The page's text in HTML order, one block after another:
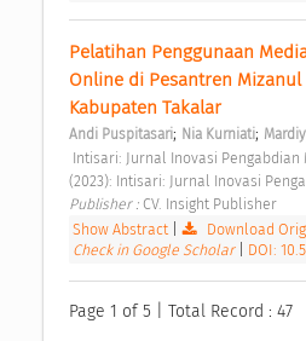
Pelatihan Penggunaan
Online di Pesantren
Kabupaten Takalar
Andi Puspitasari; Nia Kurniati;
(2023): Intisari: Jurnal Inovasi
Publisher : CV. Insight Publisher
Show Abstract| Download
Check in Google Scholar
DOI:
Page 1 of 5 | Total Record : 47